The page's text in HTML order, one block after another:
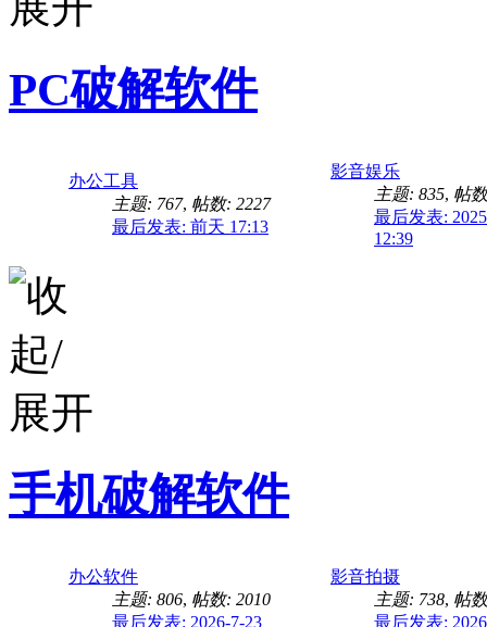
PC破解软件
办公工具
主题: 767, 帖数: 2227
最后发表: 前天 17:13
影音娱乐
主题: 835, 帖
最后发表:
12:39
手机破解软件
办公软件
主题: 806, 帖数: 2010
最后发表: 2026-7-23
影音拍摄
主题: 738, 帖
最后发表: